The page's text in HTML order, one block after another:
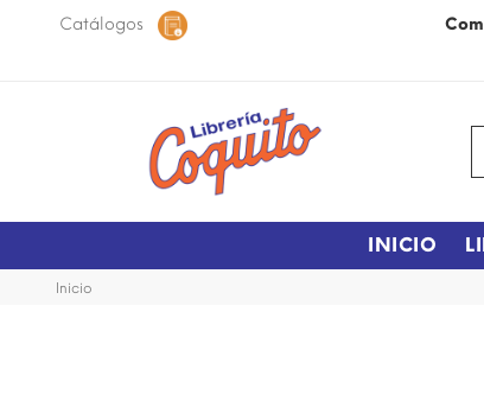
Catálogos
48 horas dentro de la ciudad.
INICIO
Inicio